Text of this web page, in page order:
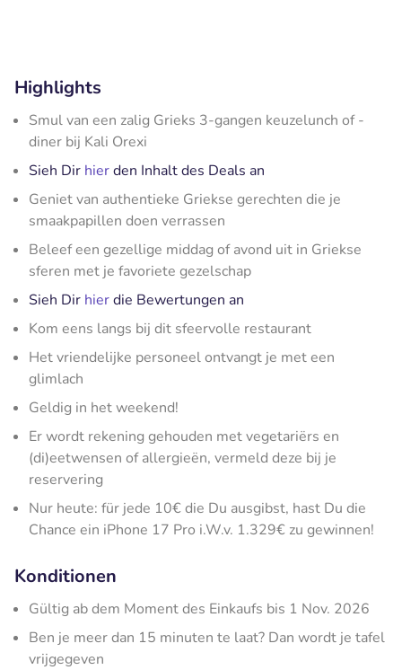
Highlights
Smul van een zalig Grieks 3-gangen keuzelunch of -
diner bij Kali Orexi
Sieh Dir hierden Inhalt des Deals an
Geniet van authentieke Griekse gerechten die je
smaakpapillen doen verrassen
Beleef een gezellige middag of avond uit in Griekse
sferen met je favoriete gezelschap
Sieh Dir hierdie Bewertungen an
Kom eens langs bij dit sfeervolle restaurant
Het vriendelijke personeel ontvangt je met een
glimlach
Geldig in het weekend!
Er wordt rekening gehouden met vegetariërs en
(di)eetwensen of allergieën, vermeld deze bij je
reservering
Nur heute: für jede 10€ die Du ausgibst, hast Du die
Chance ein iPhone 17 Pro i.W.v. 1.329€ zu gewinnen!
Konditionen
Gültig ab dem Moment des Einkaufs bis 1 Nov. 2026
Ben je meer dan 15 minuten te laat? Dan wordt je tafel
vrijgegeven